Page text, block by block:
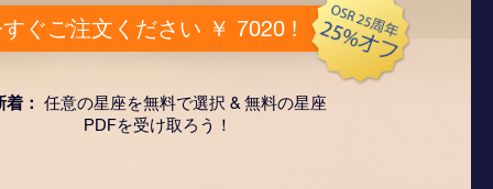
ぐご注文ください ￥ 7020 !
着： 任意の星座を無料で選択 & 無料の星座
PDFを受け取ろう！